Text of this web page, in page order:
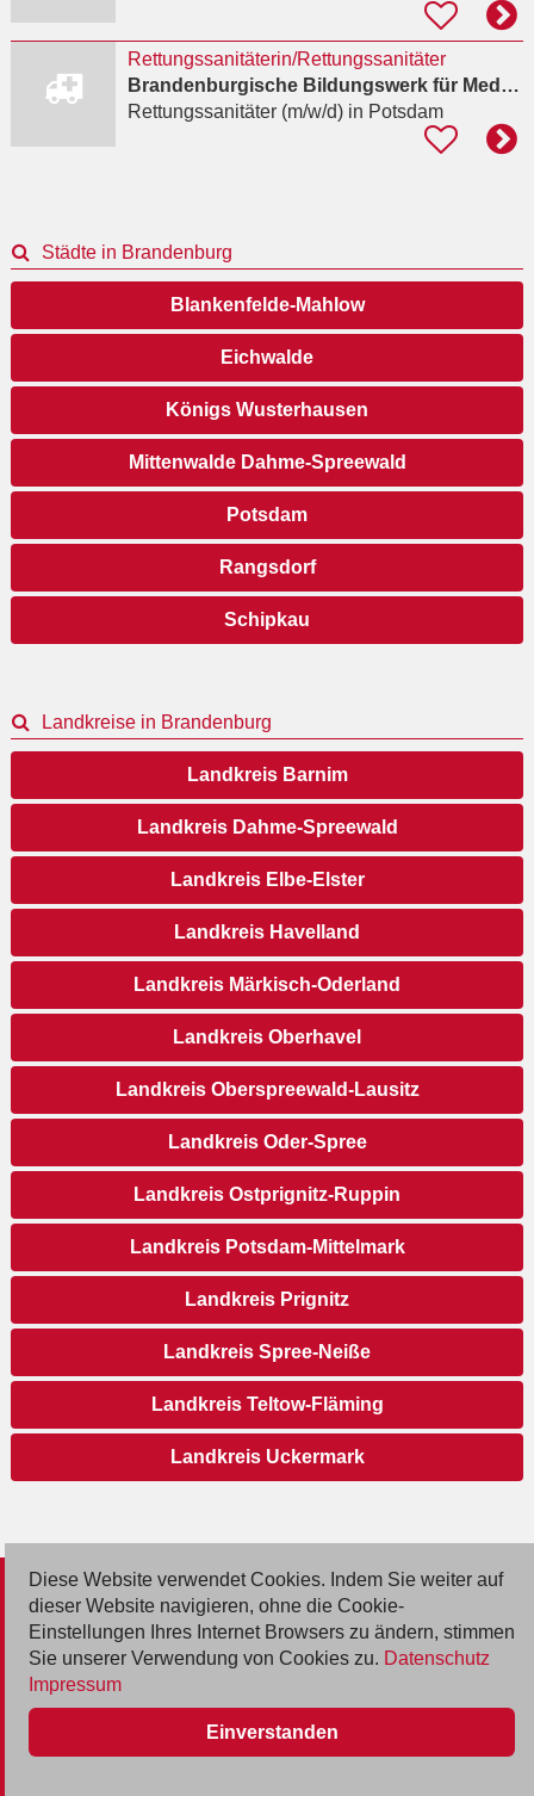
Rettungssanitäterin/Rettungssanitäter
Brandenburgische Bildungswerk für Medizin und Soziales e.V.
Rettungssanitäter (m/w/d)in Potsdam
Städte in Brandenburg
Blankenfelde-Mahlow
Eichwalde
Königs Wusterhausen
Mittenwalde Dahme-Spreewald
Potsdam
Rangsdorf
Schipkau
Landkreise in Brandenburg
Landkreis Barnim
Landkreis Dahme-Spreewald
Landkreis Elbe-Elster
Landkreis Havelland
Landkreis Märkisch-Oderland
Landkreis Oberhavel
Landkreis Oberspreewald-Lausitz
Landkreis Oder-Spree
Landkreis Ostprignitz-Ruppin
Landkreis Potsdam-Mittelmark
Landkreis Prignitz
Landkreis Spree-Neiße
Landkreis Teltow-Fläming
Landkreis Uckermark
© 2026 Deutsche Jobmarkt GmbH
Inserieren
Kontakt
AGB
Diese Website verwendet Cookies. Indem Sie weiter auf
dieser Website navigieren, ohne die Cookie-
Einstellungen Ihres Internet Browsers zu ändern, stimmen
Sie unserer Verwendung von Cookies zu. Datenschutz
Impressum
Einverstanden